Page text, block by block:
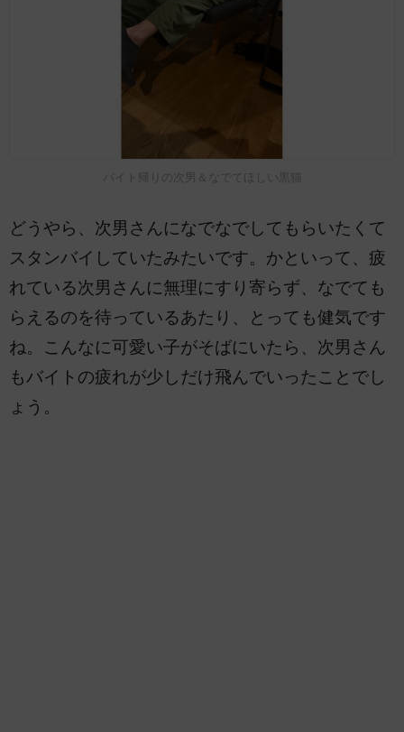
バイト帰りの次男＆なでてほしい黒猫
どうやら、次男さんになでなでしてもらいたくて
スタンバイしていたみたいです。かといって、疲
れている次男さんに無理にすり寄らず、なでても
らえるのを待っているあたり、とっても健気です
ね。こんなに可愛い子がそばにいたら、次男さん
もバイトの疲れが少しだけ飛んでいったことでし
ょう。